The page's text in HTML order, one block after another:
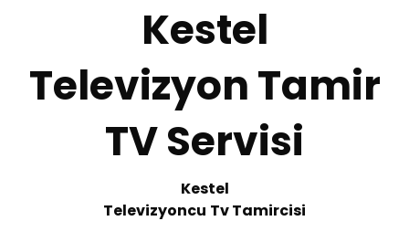
Kestel
Televizyon Tamir
TV Servisi
Kestel
Televizyoncu TvTamircisi